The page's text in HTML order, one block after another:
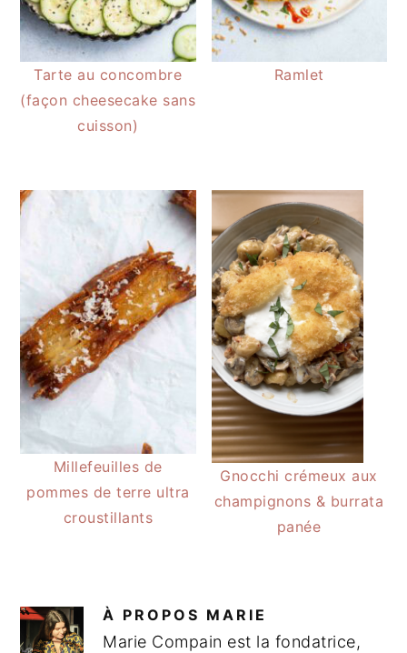
Tarte au concombre
(façon cheesecake sans
cuisson)
Ramlet
Millefeuilles de
pommes de terre ultra
croustillants
Gnocchi crémeux aux
champignons & burrata
panée
À PROPOS MARIE
Marie Compain est la fondatrice,